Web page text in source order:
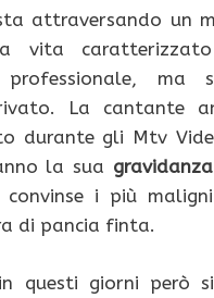
attraversando un
vita
professionale, ma
La cantante
durante gli Mtv
la sua gravidanza
convinse i più
di pancia finta.
in questi giorni però